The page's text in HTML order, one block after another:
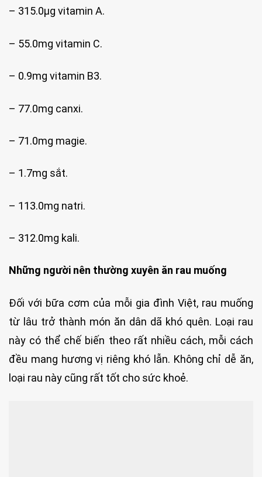
– 315.0µg vitamin A.
– 55.0mg vitamin C.
– 0.9mg vitamin B3.
– 77.0mg canxi.
– 71.0mg magie.
– 1.7mg sắt.
– 113.0mg natri.
– 312.0mg kali.
Những người nên thường xuyên ăn rau muống
Đối với bữa cơm của mỗi gia đình Việt, rau muống
từ lâu trở thành món ăn dân dã khó quên. Loại rau
này có thể chế biến theo rất nhiều cách, mỗi cách
đều mang hương vị riêng khó lẫn. Không chỉ dễ ăn,
loại rau này cũng rất tốt cho sức khoẻ.